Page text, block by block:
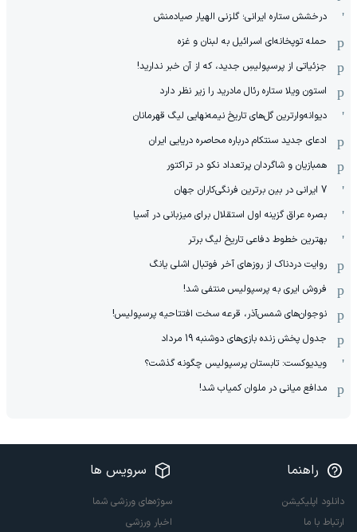
درخشش ستاره ایرانی؛ گلزنی الهیار صیادمنش
حمله توپخانه‌ای اسرائیل به لبنان و غزه
جزئیاتی از پرسپولیسِ جدید، که از آن ‌خبر ندارید!
استون ویلا ستاره رئال مادرید را زیر نظر دارد
دیوانه‌وارترین گل‌های تاریخ نیمه‌نهایی لیگ قهرمانان
ادعای جدید سنتکام درباره محاصره دریایی ایران
همبازیان و شاگردان پرتعداد نکو در تراکتور
7 ایرانی در بین برترین فرنگی‌کاران جهان
بصره عراق گزینه اول استقلال برای میزبانی در آسیا
بهترین خطوط دفاعی تاریخ لیگ برتر
روایت دردناک از روزهای آخر فوتبال اشلی یانگ
فروش ایری به پرسپولیس منتفی شد!
نوجوان‌های شمس‌آذر، قرعه سخت افتتاحیه پرسپولیس!
جدول پخش زنده بازی‌های دوشنبه 19 مرداد
ویدیوکست: تابستان پرسپولیس چگونه گذشت؟
مدافع میانی در ملوان کمیاب شد!
راهنما
دانلود اپلیکیشن
ارتباط با ما
سرویس ها
سوژه‌های ورزشی شما
اخبار ورزشی